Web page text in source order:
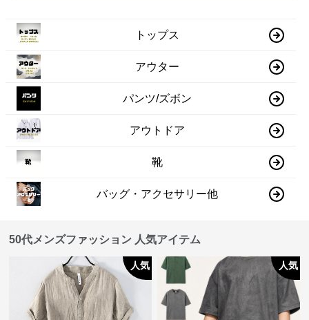
トップス
アウター
パンツ/ズボン
アウトドア
靴
バッグ・アクセサリー他
50代メンズファッション 人気アイテム
人気 人気